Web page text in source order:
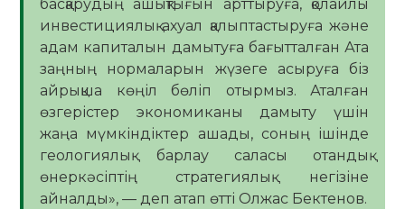
басқарудың ашықтығын арттыруға, қолайлы
инвестициялық ахуал қалыптастыруға және
адам капиталын дамытуға бағытталған Ата
заңның нормаларын жүзеге асыруға біз
айрықша көңіл бөліп отырмыз. Аталған
өзгерістер экономиканы дамыту үшін
жаңа мүмкіндіктер ашады, соның ішінде
геологиялық барлау саласы отандық
өнеркәсіптің стратегиялық негізіне
айналды», — деп атап өтті Олжас Бектенов.